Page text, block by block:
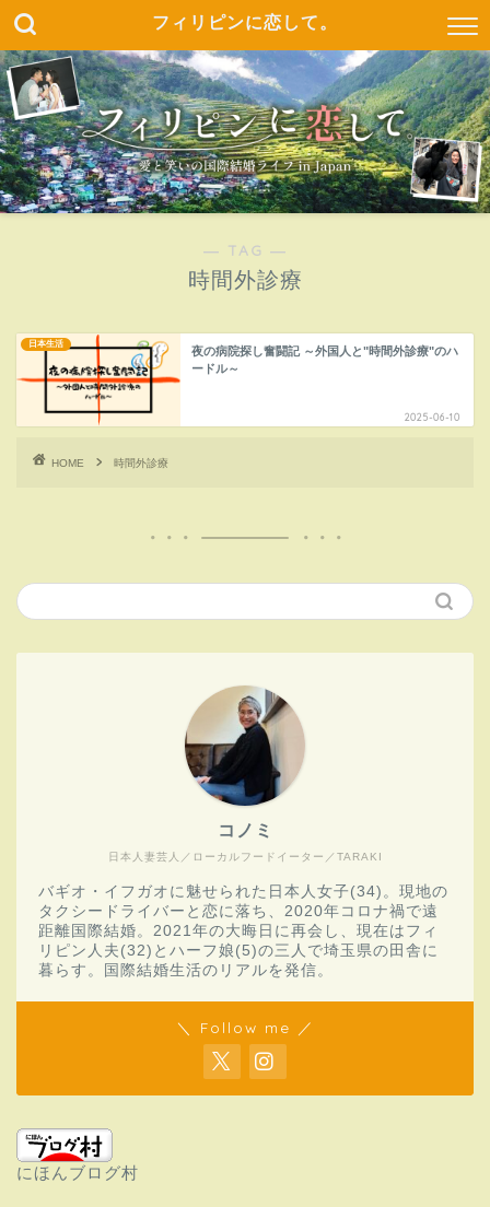
フィリピンに恋して。
― TAG ―
時間外診療
日本生活
夜の病院探し奮闘記 ～外国人と"時間外診療"のハ
ードル～
2025-06-10
HOME 時間外診療
日本人妻芸人／ローカルフードイーター／TARAKI
コノミ
バギオ・イフガオに魅せられた日本人女子(34)。現地の
タクシードライバーと恋に落ち、2020年コロナ禍で遠
距離国際結婚。2021年の大晦日に再会し、現在はフィ
リピン人夫(32)とハーフ娘(5)の三人で埼玉県の田舎に
暮らす。国際結婚生活のリアルを発信。
＼ Follow me ／
にほんブログ村